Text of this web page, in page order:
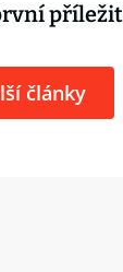
články